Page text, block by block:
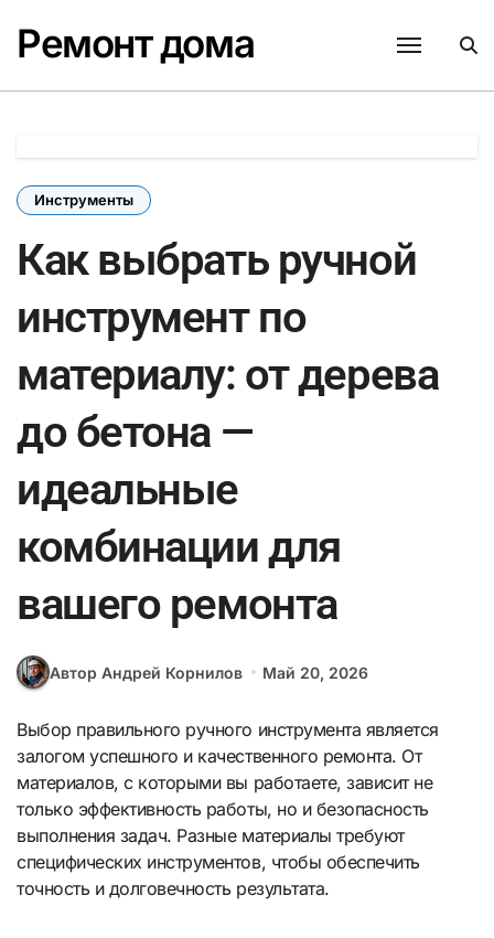
содержанию
Ремонт дома
Инструменты
Как выбрать ручной
инструмент по
материалу: от дерева
до бетона —
идеальные
комбинации для
вашего ремонта
Автор Андрей Корнилов Май 20, 2026
Выбор правильного ручного инструмента является
залогом успешного и качественного ремонта. От
материалов, с которыми вы работаете, зависит не
только эффективность работы, но и безопасность
выполнения задач. Разные материалы требуют
специфических инструментов, чтобы обеспечить
точность и долговечность результата.